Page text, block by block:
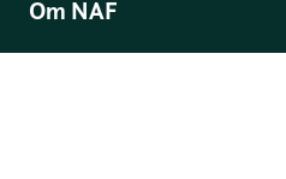
Om NAF